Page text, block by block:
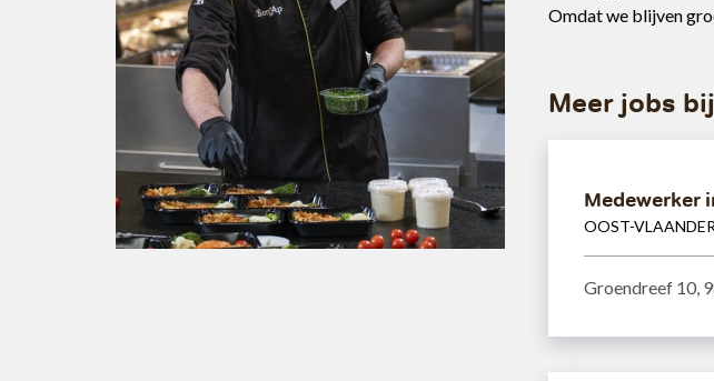
Omdat we blijven
Meer jobs
Medewerker
OOST-
Groendreef 10,